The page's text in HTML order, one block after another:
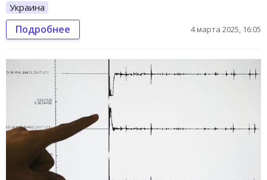
Украина
Подробнее 4 марта 2025, 16:05